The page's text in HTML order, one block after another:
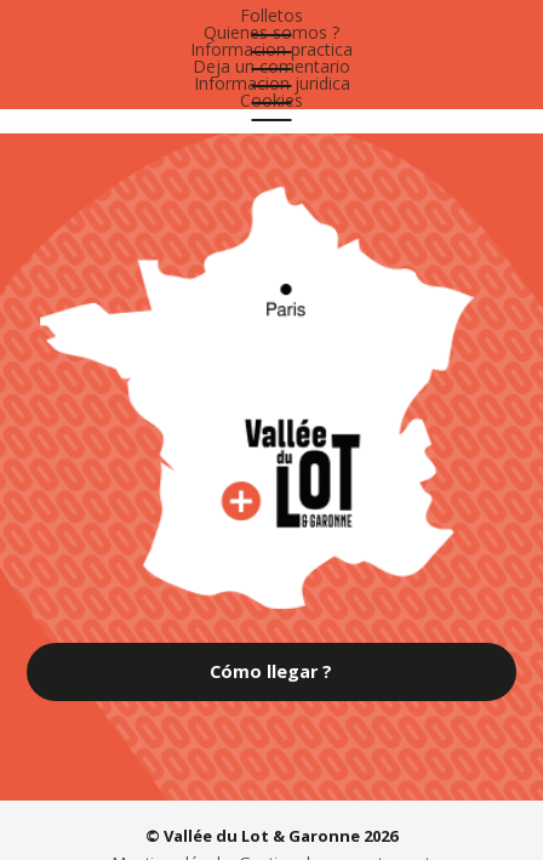
Folletos
Quienes somos ?
Informacion practica
Deja un comentario
Informacion juridica
Cookies
Cómo llegar ?
© Vallée du Lot & Garonne 2026